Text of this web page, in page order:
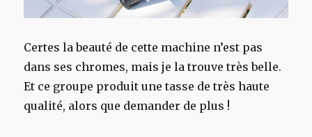
Certes la beauté de cette machine n’est pas
dans ses chromes, mais je la trouve très belle.
Et ce groupe produit une tasse de très haute
qualité, alors que demander de plus !